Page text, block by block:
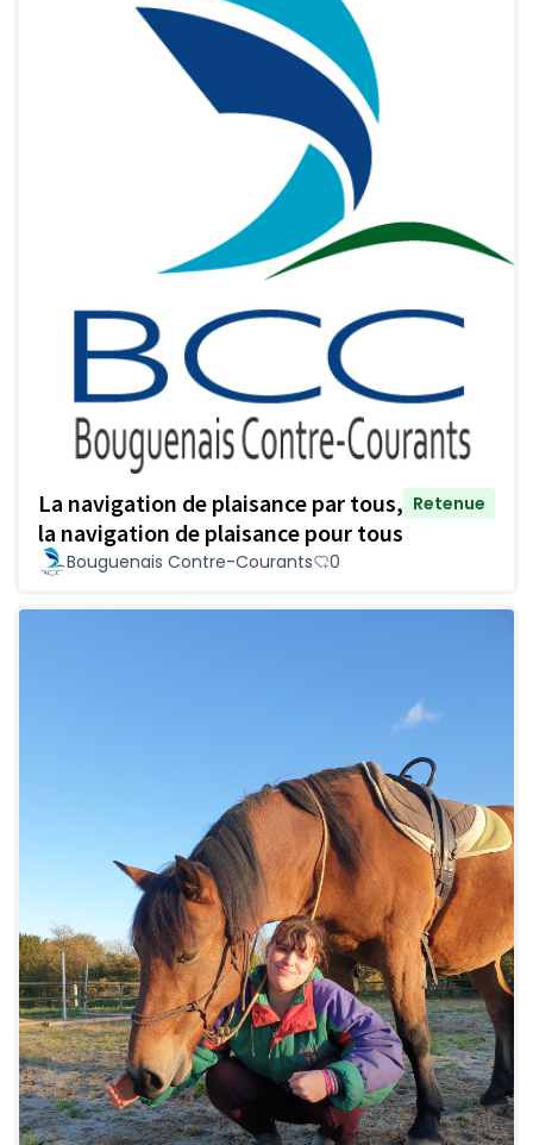
La navigation de plaisance par tous,
la navigation de plaisance pour tous
Retenue
Bouguenais Contre-Courants 0